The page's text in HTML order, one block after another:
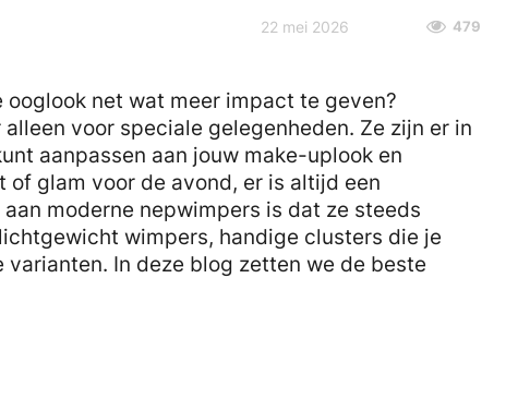
22 mei 2026 479
net wat meer impact te geven?
voor speciale gelegenheden. Ze zijn er in
aanpassen aan jouw make-uplook en
glam voor de avond, er is altijd een
moderne nepwimpers is dat ze steeds
wimpers, handige clusters die je
In deze blog zetten we de beste